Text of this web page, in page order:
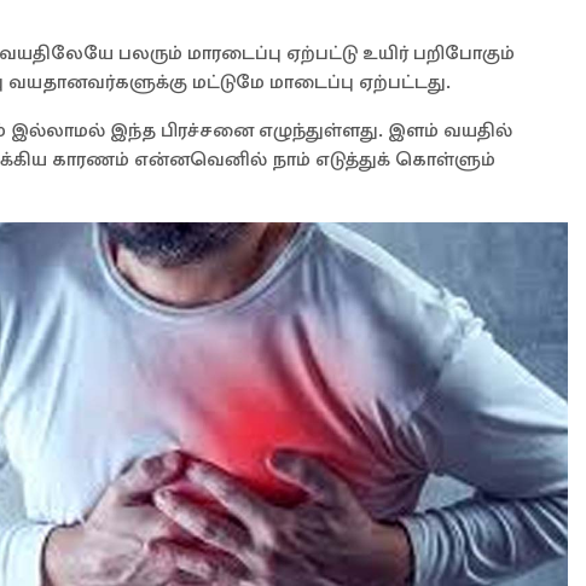
பலரும் மாரடைப்பு ஏற்பட்டு உயிர் பறிபோகும்
வயதானவர்களுக்கு மட்டுமே மாடைப்பு ஏற்பட்டது.
இல்லாமல் இந்த பிரச்சனை எழுந்துள்ளது. இளம் வயதில்
காரணம் என்னவெனில் நாம் எடுத்துக் கொள்ளும்